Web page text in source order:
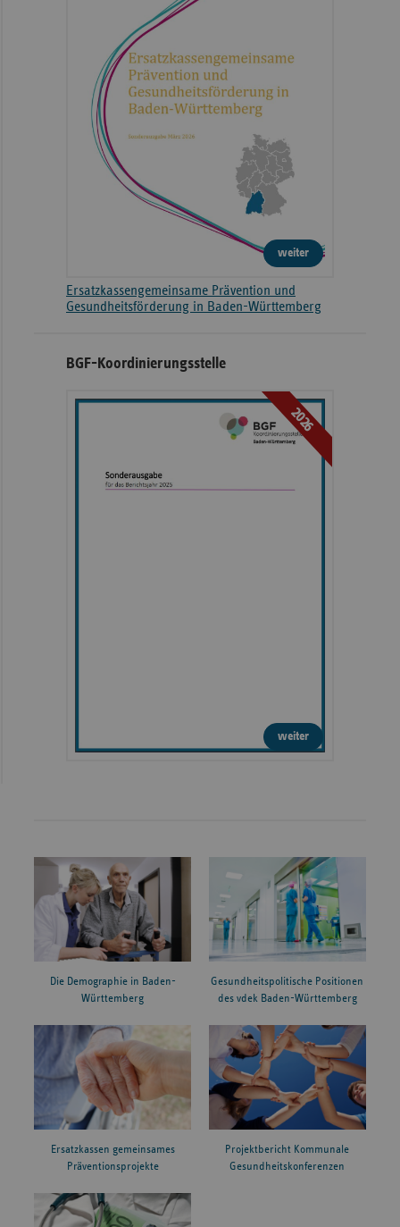
weiter
Ersatzkassengemeinsame Prävention und
Gesundheitsförderung in Baden-Württemberg
BGF-Koordinierungsstelle
2026
weiter
Die Demographie in Baden-
Württemberg
Gesundheitspolitische Positionen
des vdek Baden-Württemberg
Ersatzkassen gemeinsames
Präventionsprojekte
Projektbericht Kommunale
Gesundheitskonferenzen